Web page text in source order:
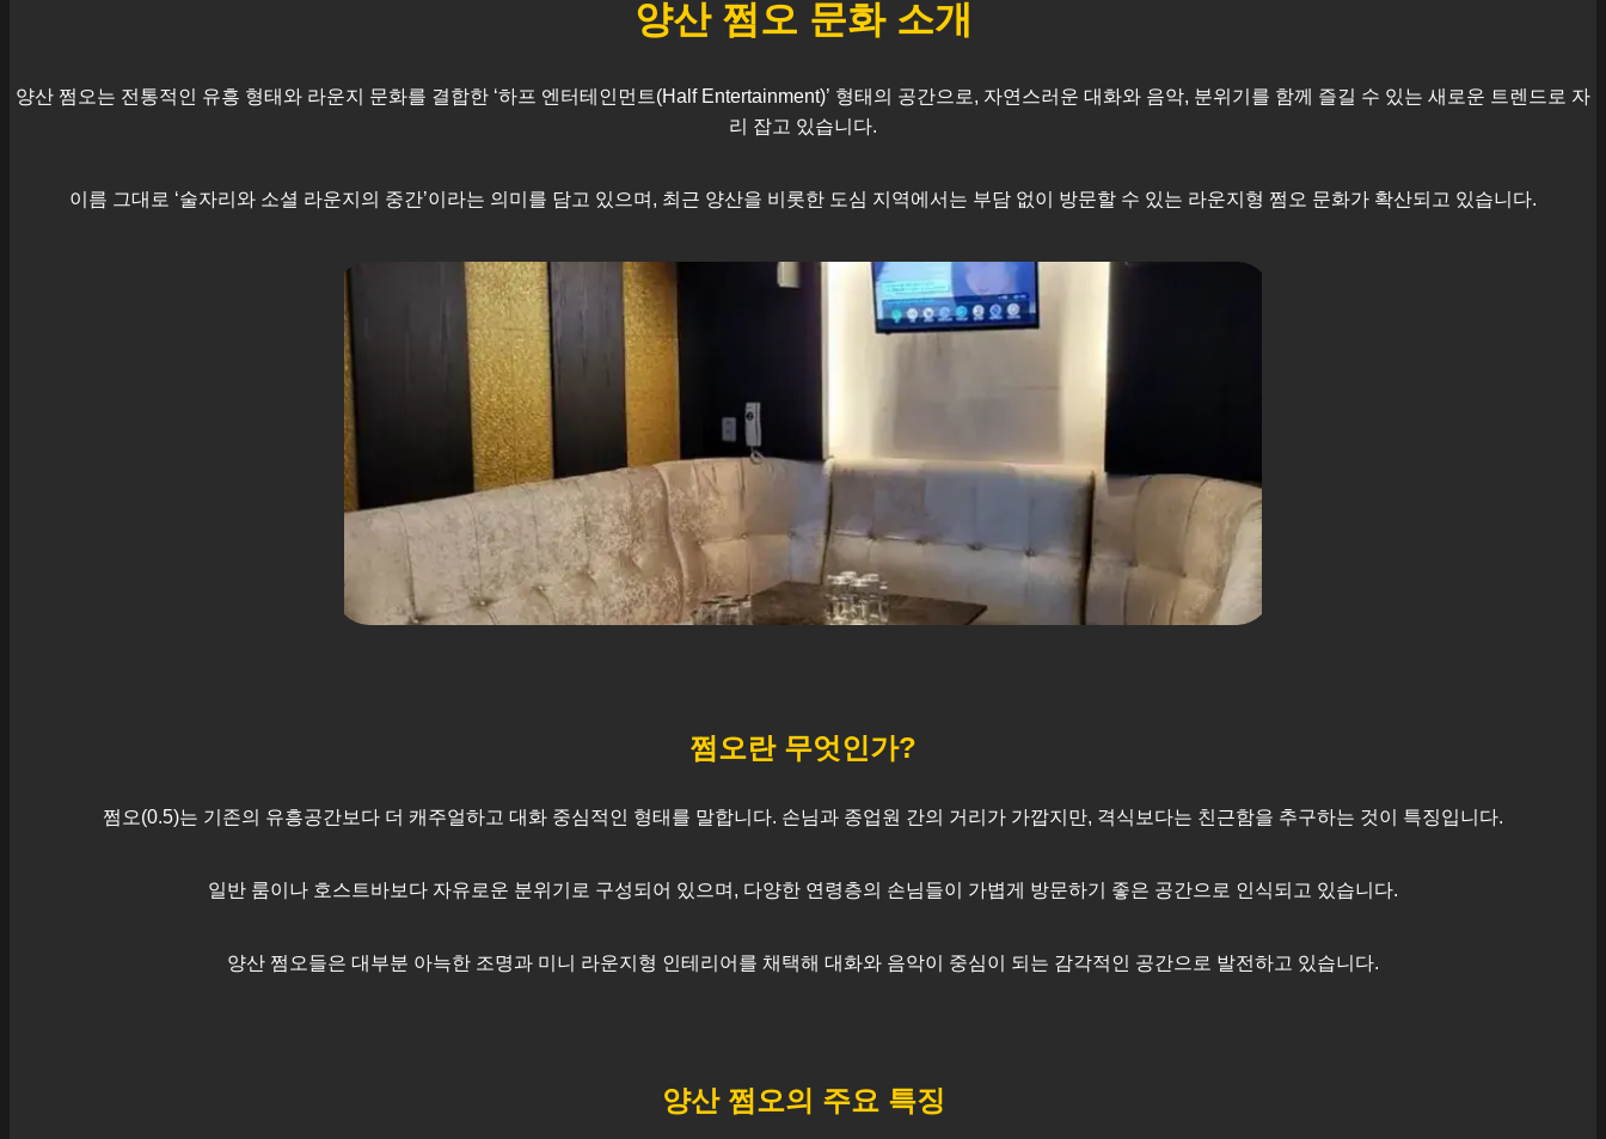
양산쩜오 문화 소개
양산 쩜오는 전통적인 유흥 형태와 라운지 문화를 결합한 ‘하프 엔터테인먼트(Half Entertainment)’ 형태의 공간으로, 자연스러운 대화와 음악, 분위기를 함께 즐길 수 있는 새로운 트렌드로 자
리 잡고 있습니다.
이름 그대로 ‘술자리와 소셜 라운지의 중간’이라는 의미를 담고 있으며, 최근 양산을 비롯한 도심 지역에서는 부담 없이 방문할 수 있는 라운지형 쩜오 문화가 확산되고 있습니다.
쩜오란 무엇인가?
쩜오(0.5)는 기존의 유흥공간보다 더 캐주얼하고 대화 중심적인 형태를 말합니다. 손님과 종업원 간의 거리가 가깝지만, 격식보다는 친근함을 추구하는 것이 특징입니다.
일반 룸이나 호스트바보다 자유로운 분위기로 구성되어 있으며, 다양한 연령층의 손님들이 가볍게 방문하기 좋은 공간으로 인식되고 있습니다.
양산 쩜오들은 대부분 아늑한 조명과 미니 라운지형 인테리어를 채택해 대화와 음악이 중심이 되는 감각적인 공간으로 발전하고 있습니다.
양산쩜오의 주요 특징